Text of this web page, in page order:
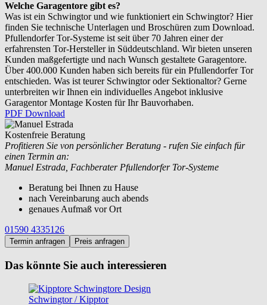
Welche Garagentore gibt es?
Was ist ein Schwingtor und wie funktioniert ein Schwingtor? Hier
finden Sie technische Unterlagen und Broschüren zum Download.
Pfullendorfer Tor-Systeme ist seit über 70 Jahren einer der
erfahrensten Tor-Hersteller in Süddeutschland. Wir bieten unseren
Kunden maßgefertigte und nach Wunsch gestaltete Garagentore.
Über 400.000 Kunden haben sich bereits für ein Pfullendorfer Tor
entschieden. Was ist teurer Schwingtor oder Sektionaltor? Gerne
unterbreiten wir Ihnen ein individuelles Angebot inklusive
Garagentor Montage Kosten für Ihr Bauvorhaben.
PDF Download
Kostenfreie Beratung
Profitieren Sie von persönlicher Beratung - rufen Sie einfach für
einen Termin an:
Manuel Estrada, Fachberater Pfullendorfer Tor-Systeme
Beratung bei Ihnen zu Hause
nach Vereinbarung auch abends
genaues Aufmaß vor Ort
01590 4335126
Termin anfragen Preis anfragen
Das könnte Sie auch interessieren
Schwingtor / Kipptor